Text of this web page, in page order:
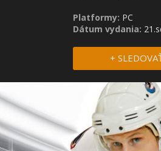
Platformy: PC
Dátum vydania:
+